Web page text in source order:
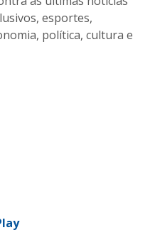
esportes,
política, cultura e